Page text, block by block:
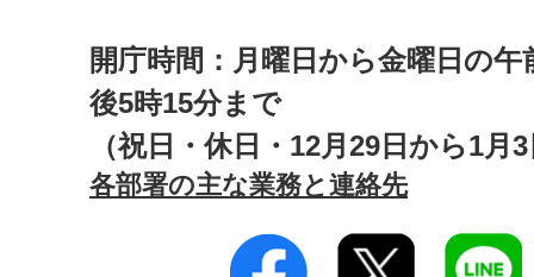
開庁時間：月曜日から金曜日の午
後5時15分まで
（祝日・休日・12月29日から1月
各部署の主な業務と連絡先